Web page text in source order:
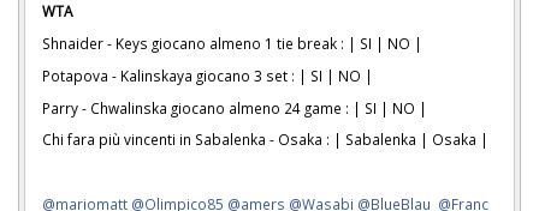
WTA
Shnaider - Keys giocano almeno 1 tie break : | SI | NO |
Potapova - Kalinskaya giocano 3 set : | SI | NO |
Parry - Chwalinska giocano almeno 24 game : | SI | NO |
Chi fara più vincenti in Sabalenka - Osaka : | Sabalenka | Osaka |
@mariomatt @Olimpico85 @amers @Wasabi @BlueBlau @Franc